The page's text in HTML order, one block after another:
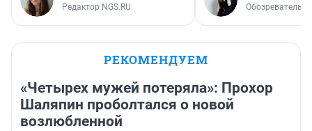
Редактор NGS.RU Обозреватель
РЕКОМЕНДУЕМ
«Четырех мужей потеряла»: Прохор
Шаляпин проболтался о новой
возлюбленной